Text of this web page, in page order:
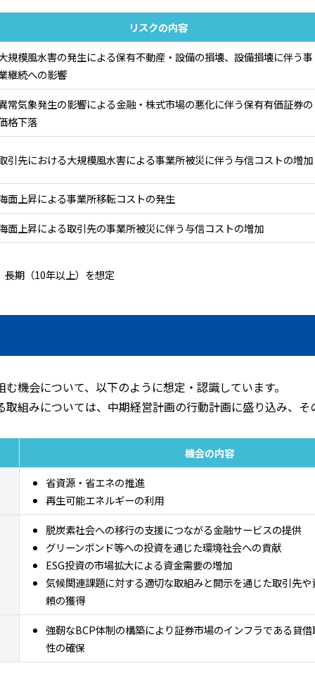
リスクの内容
規模風水害の発生による保有不動産・設備の損壊、設備損壊に伴う事
継続への影響
常気象発生の影響による金融・株式市場の悪化に伴う保有有価証券の
格下落
引先における大規模風水害による事業所被災に伴う与信コストの増加
面上昇による事業所移転コストの発生
面上昇による取引先の事業所被災に伴う与信コストの増加
期（10年以上）を想定
機会について、以下のように想定・認識しています。
組みについては、中期経営計画の行動計画に盛り込み、
機会の内容
省資源・省エネの推進
再生可能エネルギーの利用
脱炭素社会への移行の支援につながる金融サービスの提供
グリーンボンド等への投資を通じた環境社会への貢献
ESG投資の市場拡大による資金需要の増加
気候関連課題に対する適切な取組みと開示を通じた取引先
頼の獲得
強靭なBCP体制の構築により証券市場のインフラである貸
性の確保